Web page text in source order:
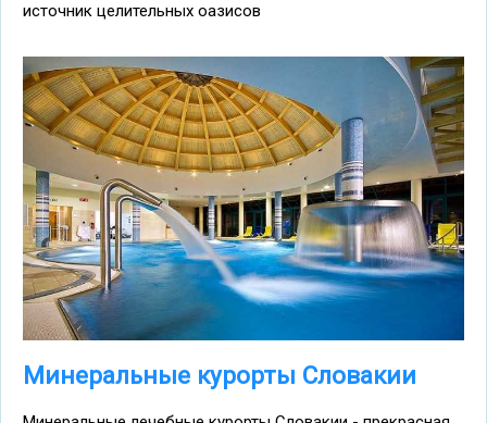
источник целительных оазисов
Минеральные курорты Словакии